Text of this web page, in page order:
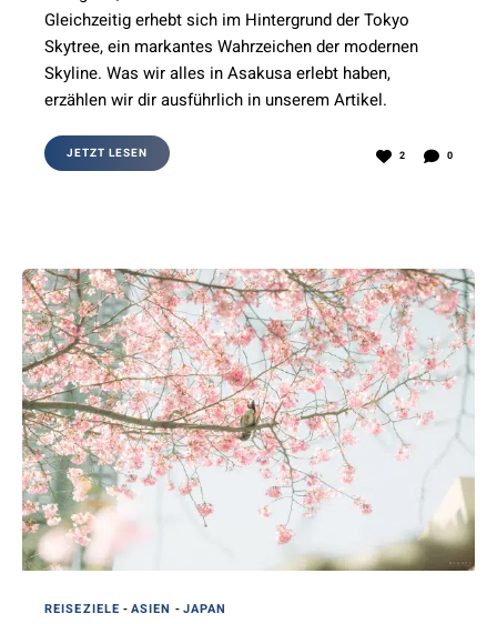
Gleichzeitig erhebt sich im Hintergrund der Tokyo
Skytree, ein markantes Wahrzeichen der modernen
Skyline. Was wir alles in Asakusa erlebt haben,
erzählen wir dir ausführlich in unserem Artikel.
JETZT LESEN 2 0
REISEZIELE -ASIEN -JAPAN